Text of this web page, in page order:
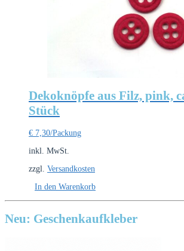
Dekoknöpfe aus Filz, pink,
Stück
€ 7,30/Packung
inkl. MwSt.
zzgl. Versandkosten
In den Warenkorb
Neu: Geschenkaufkleber